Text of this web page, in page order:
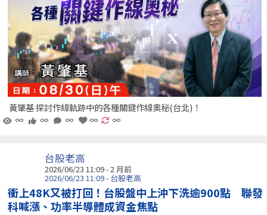
黃肇基 探討作線軌跡中的各種關鍵作線奧秘(台北)！
∞
∞ ∞ ∞ ∞
台股老高
2026/06/23 11:09 - 2 月前
2026/06/23 11:09 - 台股老高
衝上48K又被打回！台股盤中上沖下洗逾900點 聯發
科喊漲、功率半導體成資金焦點